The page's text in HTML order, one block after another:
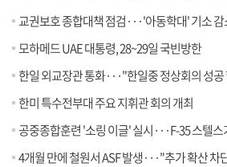
교권보호 종합대책 점검···'아동학대' 기소
모하메드 UAE 대통령, 28~29일 국빈방한
한일 외교장관 통화···"한일중 정상회의 성
한미 특수전부대 주요 지휘관 회의 개최
공중종합훈련 '소링 이글' 실시···F-35 스텔스
4개월 만에 철원서 ASF 발생···"추가 확산 차